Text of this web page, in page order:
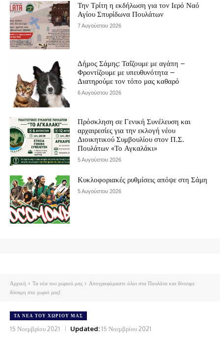
Την Τρίτη η εκδήλωση για τον Ιερό Ναό
Αγίου Σπυρίδωνα Πουλάτων
7 Αυγούστου 2026
Δήμος Σάμης: Ταΐζουμε με αγάπη –
Φροντίζουμε με υπευθυνότητα –
Διατηρούμε τον τόπο μας καθαρό
6 Αυγούστου 2026
Πρόσκληση σε Γενική Συνέλευση και
αρχαιρεσίες για την εκλογή νέου
Διοικητικού Συμβουλίου στον Π.Σ.
Πουλάτων «Το Αγκαλάκι»
5 Αυγούστου 2026
Κυκλοφοριακές ρυθμίσεις απόψε στη Σάμη
5 Αυγούστου 2026